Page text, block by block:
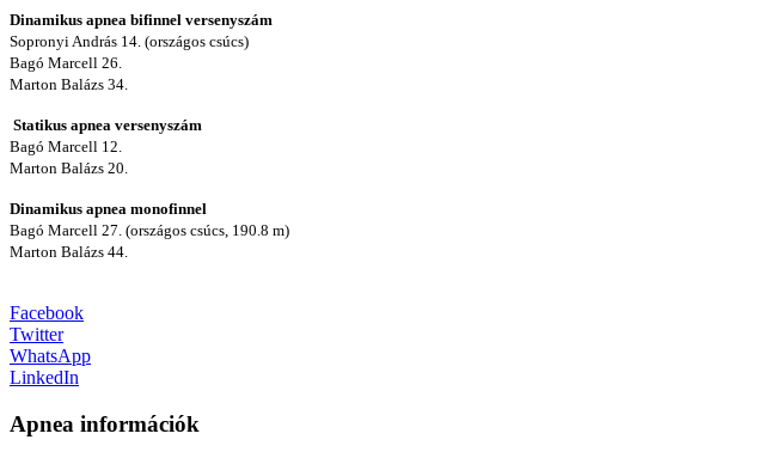
Dinamikus apnea bifinnel versenyszám
Sopronyi András 14. (országos csúcs)
Bagó Marcell 26.
Marton Balázs 34.
Statikus apnea versenyszám
Bagó Marcell 12.
Marton Balázs 20.
Dinamikus apnea monofinnel
Bagó Marcell 27. (országos csúcs, 190.8 m)
Marton Balázs 44.
Facebook
Twitter
WhatsApp
LinkedIn
Apnea információk